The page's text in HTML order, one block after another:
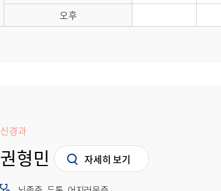
오후
신경과
권형민 자세히 보기